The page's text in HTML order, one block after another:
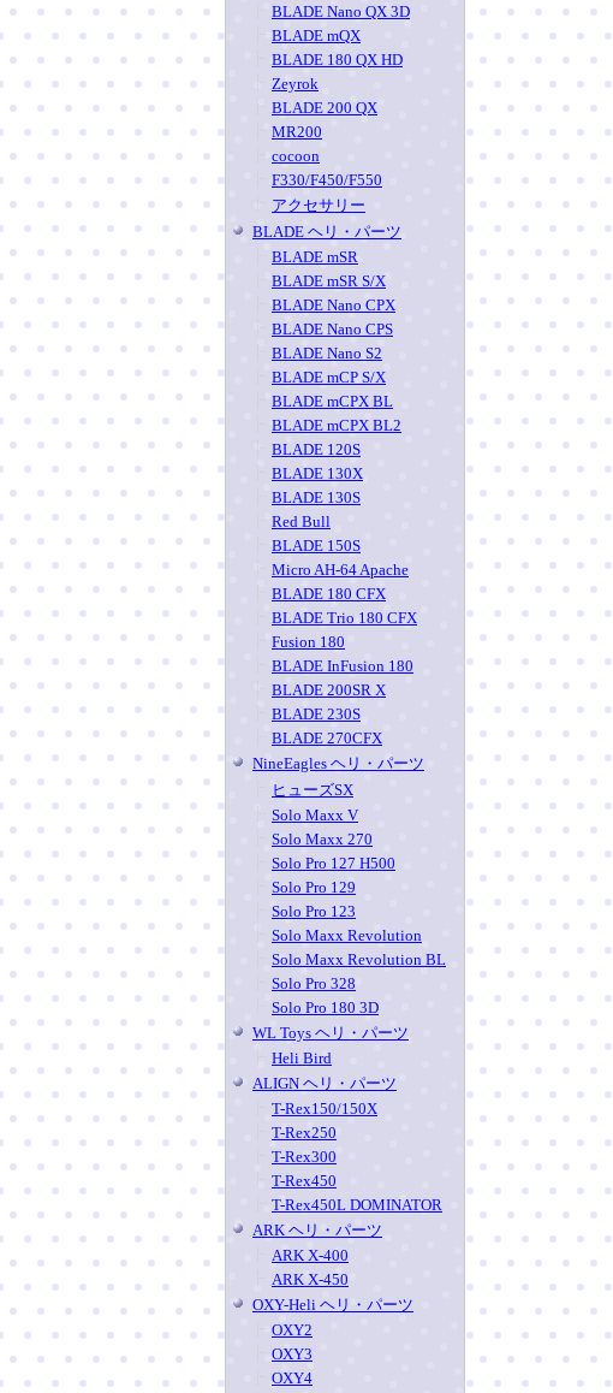
BLADE Nano QX 3D
BLADE mQX
BLADE 180 QX HD
Zeyrok
BLADE 200 QX
MR200
cocoon
F330/F450/F550
アクセサリー
BLADE ヘリ・パーツ
BLADE mSR
BLADE mSR S/X
BLADE Nano CPX
BLADE Nano CPS
BLADE Nano S2
BLADE mCP S/X
BLADE mCPX BL
BLADE mCPX BL2
BLADE 120S
BLADE 130X
BLADE 130S
Red Bull
BLADE 150S
Micro AH-64 Apache
BLADE 180 CFX
BLADE Trio 180 CFX
Fusion 180
BLADE InFusion 180
BLADE 200SR X
BLADE 230S
BLADE 270CFX
NineEagles ヘリ・パーツ
ヒューズSX
Solo Maxx V
Solo Maxx 270
Solo Pro 127 H500
Solo Pro 129
Solo Pro 123
Solo Maxx Revolution
Solo Maxx Revolution BL
Solo Pro 328
Solo Pro 180 3D
WL Toys ヘリ・パーツ
Heli Bird
ALIGN ヘリ・パーツ
T-Rex150/150X
T-Rex250
T-Rex300
T-Rex450
T-Rex450L DOMINATOR
ARK ヘリ・パーツ
ARK X-400
ARK X-450
OXY-Heli ヘリ・パーツ
OXY2
OXY3
OXY4